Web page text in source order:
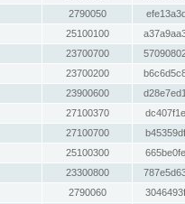
2790050
25100100
23700700
23700200
23900600
27100370
27100700
25100300
23300800
2790060